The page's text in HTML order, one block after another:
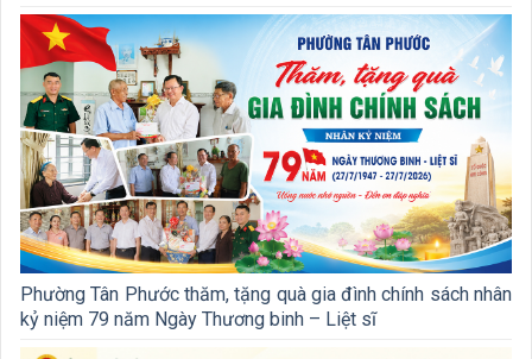
Phường Tân Phước thăm, tặng quà gia đình chính sách nhân
kỷ niệm 79 năm Ngày Thương binh – Liệt sĩ